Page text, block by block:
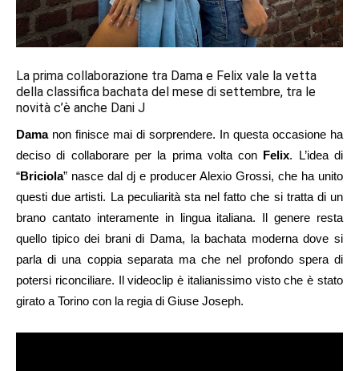
La prima collaborazione tra Dama e Felix vale la vetta
della classifica bachata del mese di settembre, tra le
novità c’è anche Dani J
Damanon finisce mai di sorprendere. In questa occasione ha
deciso di collaborare per la prima volta con Felix. L’idea di
“Briciola” nasce dal dj e producer Alexio Grossi, che ha unito
questi due artisti. La peculiarità sta nel fatto che si tratta di un
brano cantato interamente in lingua italiana. Il genere resta
quello tipico dei brani di Dama, la bachata moderna dove si
parla di una coppia separata ma che nel profondo spera di
potersi riconciliare. Il videoclip è italianissimo visto che è stato
girato a Torino con la regia di Giuse Joseph.